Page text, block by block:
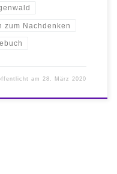
zum Nachdenken
am 28. März 2020